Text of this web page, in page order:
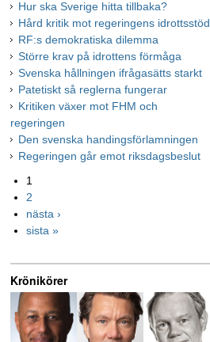
Hur ska Sverige hitta tillbaka?
Hård kritik mot regeringens idrottsstöd
RF:s demokratiska dilemma
Större krav på idrottens förmåga
Svenska hållningen ifrågasätts starkt
Patetiskt så reglerna fungerar
Kritiken växer mot FHM och
regeringen
Den svenska handingsförlamningen
Regeringen går emot riksdagsbeslut
1
2
nästa ›
sista »
Krönikörer